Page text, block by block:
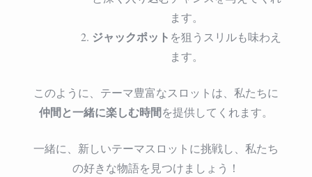
ます。
ジャックポット を狙うスリルも味わえ
ます。
このように、テーマ豊富なスロットは、私たちに
仲間と一緒に楽しむ時間を提供してくれます。
一緒に、新しいテーマスロットに挑戦し、私たち
の好きな物語を見つけましょう！